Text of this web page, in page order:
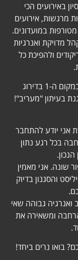
באירועים הכי
מרגשות, אירועים
במועדונים.
מדויקת ואנרגיות
ולהפיכת כל
​דיג'יי השנה שלכם: גאה להיבחר ולככב במקום ה-1 בדירוג
אני יודע להתחבר
בכל רגע נתון
שונה. אני מאמין
והסגנון בדיוק
ואנרגיה גבוהה שאי
ומשאירה את
בואו נרים ביחד!